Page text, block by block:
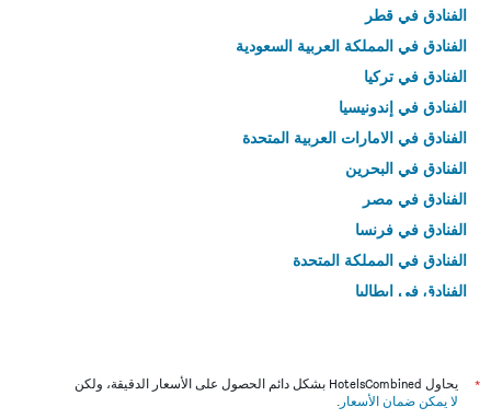
الفنادق في قطر
الفنادق في المملكة العربية السعودية
الفنادق في تركيا
الفنادق في إندونيسيا
الفنادق في الامارات العربية المتحدة
الفنادق في البحرين
الفنادق في مصر
الفنادق في فرنسا
الفنادق في المملكة المتحدة
الفنادق في إيطاليا
*
يحاول HotelsCombined بشكل دائم الحصول على الأسعار الدقيقة، ولكن
لا يمكن ضمان الأسعار .